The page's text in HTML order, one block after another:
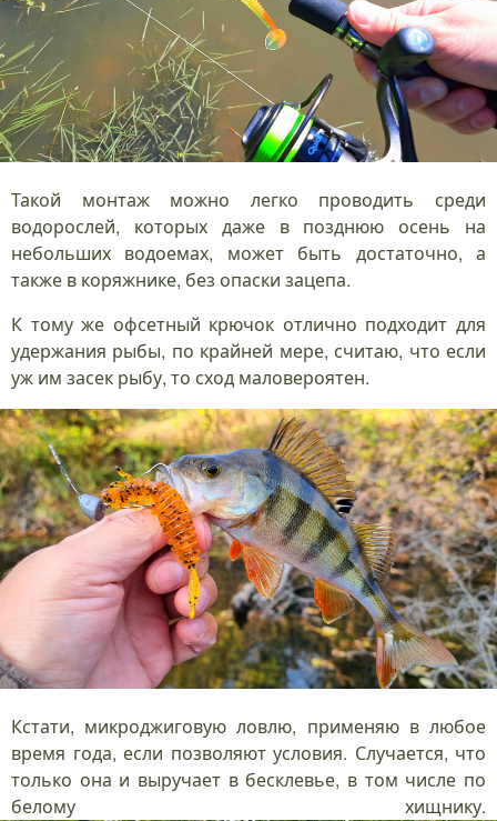
Такой монтаж можно легко проводить среди
водорослей, которых даже в позднюю осень на
небольших водоемах, может быть достаточно, а
также в коряжнике, без опаски зацепа.
К тому же офсетный крючок отлично подходит для
удержания рыбы, по крайней мере, считаю, что если
уж им засек рыбу, то сход маловероятен.
Кстати, микроджиговую ловлю, применяю в любое
время года, если позволяют условия. Случается, что
только она и выручает в бесклевье, в том числе по
белому хищнику.